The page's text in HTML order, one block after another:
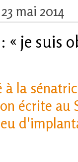
23 mai 2014
« je suis
à la
écrite au